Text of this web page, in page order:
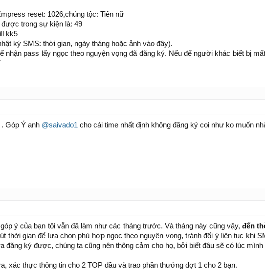
reset: 1026,chủng tộc: Tiên nữ
trong sự kiện là: 49
kk5
ký SMS: thời gian, ngày tháng hoặc ảnh vào đây).
nhận pass lấy ngọc theo nguyện vọng đã đăng ký. Nếu để người khác biết bị
Góp Ý anh @saivado1 cho cái time nhất định không đăng ký coi như ko muốn
ý của bạn tôi vẫn đã làm như các tháng trước. Và tháng này cũng vậy, đến
thời gian để lựa chọn phù hợp ngọc theo nguyên vọng, tránh đổi ý liên tục khi
đăng ký được, chúng ta cũng nên thông cảm cho họ, bởi biết đâu sẽ có lúc
xác thực thông tin cho 2 TOP đầu và trao phần thưởng đợt 1 cho 2 bạn.